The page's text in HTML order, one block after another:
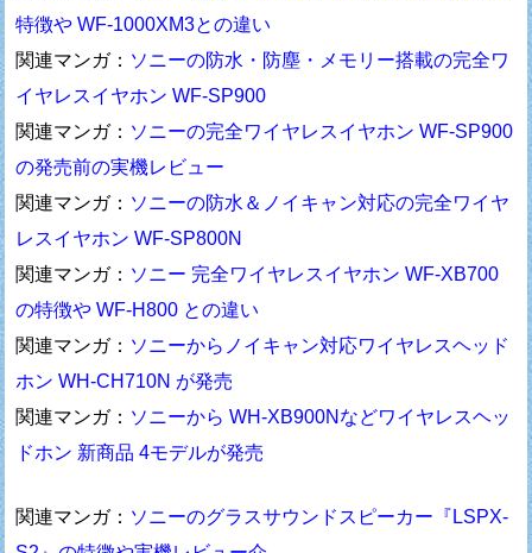
特徴や WF-1000XM3との違い
関連マンガ： ソニーの防水・防塵・メモリー搭載の完全ワ
イヤレスイヤホン WF-SP900
関連マンガ： ソニーの完全ワイヤレスイヤホン WF-SP900
の発売前の実機レビュー
関連マンガ： ソニーの防水＆ノイキャン対応の完全ワイヤ
レスイヤホン WF-SP800N
関連マンガ： ソニー 完全ワイヤレスイヤホン WF-XB700
の特徴や WF-H800 との違い
関連マンガ： ソニーからノイキャン対応ワイヤレスヘッド
ホン WH-CH710N が発売
関連マンガ： ソニーから WH-XB900Nなどワイヤレスヘッ
ドホン 新商品 4モデルが発売
関連マンガ： ソニーのグラスサウンドスピーカー『LSPX-